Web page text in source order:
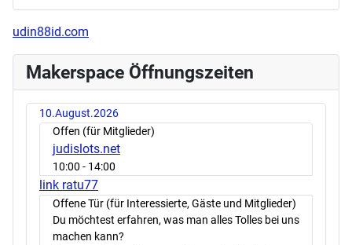
udin88id.com
Makerspace Öffnungszeiten
10.August.2026
Offen (für Mitglieder)
judislots.net
10:00 - 14:00
link ratu77
Offene Tür (für Interessierte, Gäste und Mitglieder)
Du möchtest erfahren, was man alles Tolles bei uns
machen kann?